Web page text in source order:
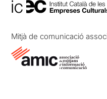
Mitjà de comunicació